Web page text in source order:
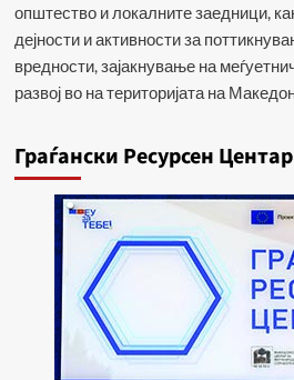
општество и локалните заедници,
дејности и активности за
вредности, зајакнување на
развој во на територијата на
Граѓански Ресурсен Центар